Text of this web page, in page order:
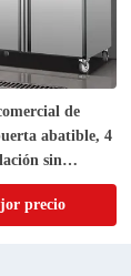
de
abatible, 4
sin
precio